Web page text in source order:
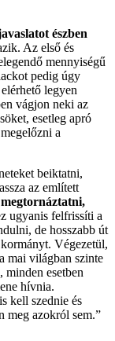
észben
Az első és
mennyiségű
pedig úgy
legyen
vágjon neki az
esetleg apró
a
beiktatni,
az említett
ugyanis felfrissíti a
de hosszabb út
Végezetül,
mai világban szinte
minden esetben
hívnia.
kell szednie és
meg azokról sem.”